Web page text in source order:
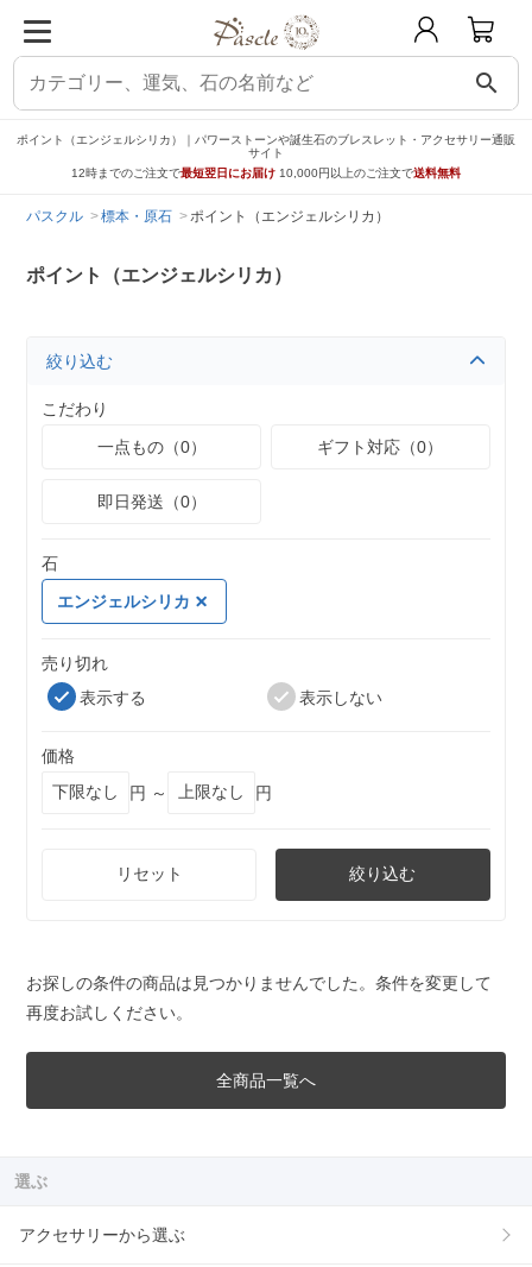
search
ポイント（エンジェルシリカ）｜パワーストーンや誕生石のブレスレット・アクセサリー通販
サイト
12時までのご注文で最短翌日にお届け 10,000円以上のご注文で送料無料
パスクル 標本・原石 ポイント（エンジェルシリカ）
ポイント（エンジェルシリカ）
絞り込む
こだわり
一点もの（0）
ギフト対応（0）
即日発送（0）
石
エンジェルシリカ
売り切れ
表示する
表示しない
価格
円 ～
円
リセット 絞り込む
お探しの条件の商品は見つかりませんでした。条件を変更して
再度お試しください。
全商品一覧へ
選ぶ
アクセサリーから選ぶ